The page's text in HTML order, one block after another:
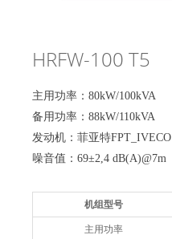
HRFW-100 T5
主用功率：80kW/100kVA
备用功率：88kW/110kVA
发动机：菲亚特FPT_IVECO
噪音值：69±2,4 dB(A)@7m
机组型号
主用功率